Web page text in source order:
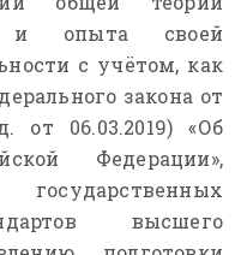
и опыта своей
с учётом, как
закона от
от 06.03.2019) «Об
Федерации»,
высшего